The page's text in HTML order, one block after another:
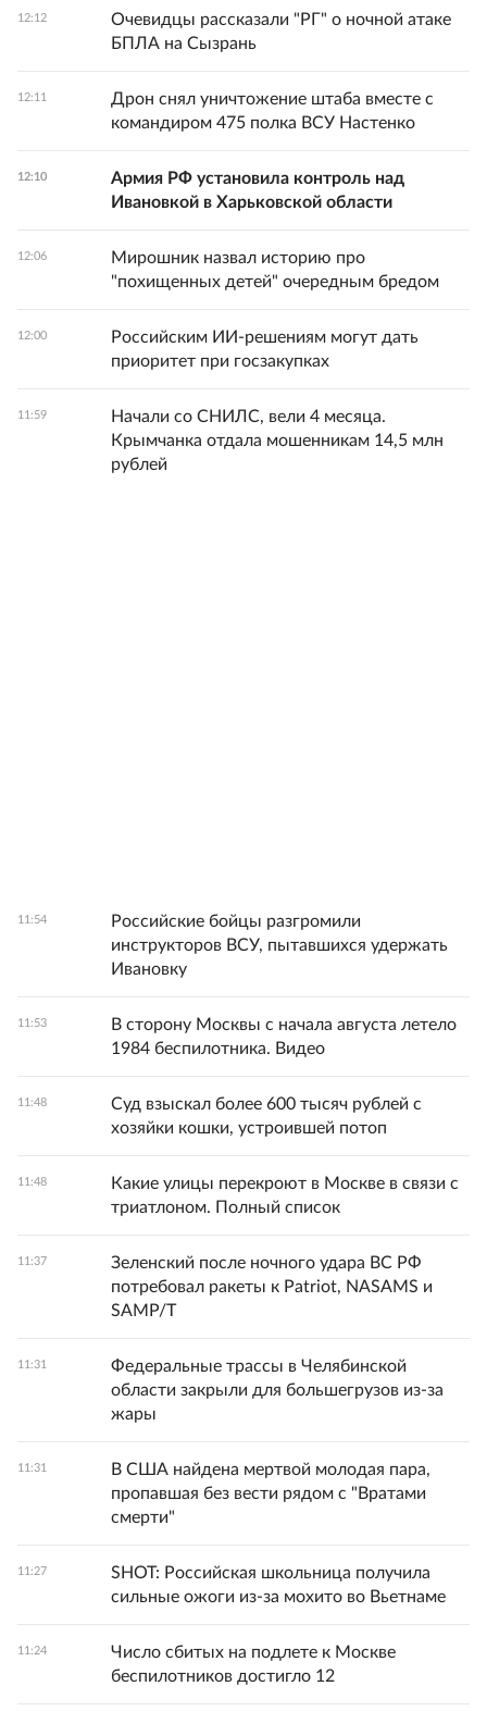
12:12
Очевидцы рассказали "РГ" о ночной атаке
БПЛА на Сызрань
12:11
Дрон снял уничтожение штаба вместе с
командиром 475 полка ВСУ Настенко
12:10
Армия РФ установила контроль над
Ивановкой в Харьковской области
12:06
Мирошник назвал историю про
"похищенных детей" очередным бредом
12:00
Российским ИИ-решениям могут дать
приоритет при госзакупках
11:59
Начали со СНИЛС, вели 4 месяца.
Крымчанка отдала мошенникам 14,5 млн
рублей
11:54
Российские бойцы разгромили
инструкторов ВСУ, пытавшихся удержать
Ивановку
11:53
В сторону Москвы с начала августа летело
1984 беспилотника. Видео
11:48
Суд взыскал более 600 тысяч рублей с
хозяйки кошки, устроившей потоп
11:48
Какие улицы перекроют в Москве в связи с
триатлоном. Полный список
11:37
Зеленский после ночного удара ВС РФ
потребовал ракеты к Patriot, NASAMS и
SAMP/T
11:31
Федеральные трассы в Челябинской
области закрыли для большегрузов из-за
жары
11:31
В США найдена мертвой молодая пара,
пропавшая без вести рядом с "Вратами
смерти"
11:27
SHOT: Российская школьница получила
сильные ожоги из-за мохито во Вьетнаме
11:24
Число сбитых на подлете к Москве
беспилотников достигло 12